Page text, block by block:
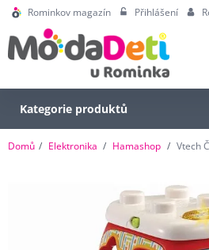
Rominkov magazín Přihlášení
Kategorie produktů
Domů Elektronika Hamashop Vtech